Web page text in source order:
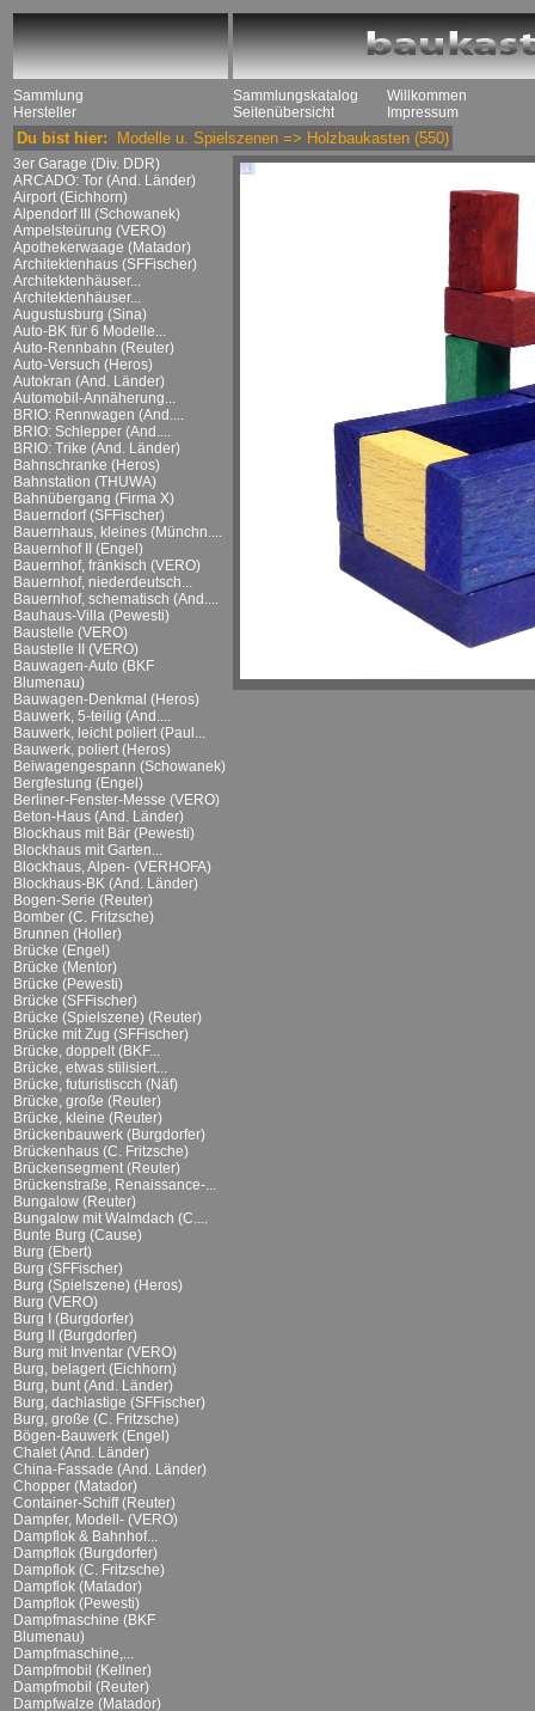
Sammlung
Hersteller
Sammlungskatalog
Seitenübersicht
Willkommen
Impressum
Du bist hier: Modelle u. Spielszenen => Holzbaukasten (550)
3er Garage (Div. DDR)
ARCADO: Tor (And. Länder)
Airport (Eichhorn)
Alpendorf III (Schowanek)
Ampelsteürung (VERO)
Apothekerwaage (Matador)
Architektenhaus (SFFischer)
Architektenhäuser...
Architektenhäuser...
Augustusburg (Sina)
Auto-BK für 6 Modelle...
Auto-Rennbahn (Reuter)
Auto-Versuch (Heros)
Autokran (And. Länder)
Automobil-Annäherung...
BRIO: Rennwagen (And....
BRIO: Schlepper (And....
BRIO: Trike (And. Länder)
Bahnschranke (Heros)
Bahnstation (THUWA)
Bahnübergang (Firma X)
Bauerndorf (SFFischer)
Bauernhaus, kleines (Münchn....
Bauernhof II (Engel)
Bauernhof, fränkisch (VERO)
Bauernhof, niederdeutsch...
Bauernhof, schematisch (And....
Bauhaus-Villa (Pewesti)
Baustelle (VERO)
Baustelle II (VERO)
Bauwagen-Auto (BKF
Blumenau)
Bauwagen-Denkmal (Heros)
Bauwerk, 5-teilig (And....
Bauwerk, leicht poliert (Paul...
Bauwerk, poliert (Heros)
Beiwagengespann (Schowanek)
Bergfestung (Engel)
Berliner-Fenster-Messe (VERO)
Beton-Haus (And. Länder)
Blockhaus mit Bär (Pewesti)
Blockhaus mit Garten...
Blockhaus, Alpen- (VERHOFA)
Blockhaus-BK (And. Länder)
Bogen-Serie (Reuter)
Bomber (C. Fritzsche)
Brunnen (Holler)
Brücke (Engel)
Brücke (Mentor)
Brücke (Pewesti)
Brücke (SFFischer)
Brücke (Spielszene) (Reuter)
Brücke mit Zug (SFFischer)
Brücke, doppelt (BKF...
Brücke, etwas stilisiert...
Brücke, futuristiscch (Näf)
Brücke, große (Reuter)
Brücke, kleine (Reuter)
Brückenbauwerk (Burgdorfer)
Brückenhaus (C. Fritzsche)
Brückensegment (Reuter)
Brückenstraße, Renaissance-...
Bungalow (Reuter)
Bungalow mit Walmdach (C....
Bunte Burg (Cause)
Burg (Ebert)
Burg (SFFischer)
Burg (Spielszene) (Heros)
Burg (VERO)
Burg I (Burgdorfer)
Burg II (Burgdorfer)
Burg mit Inventar (VERO)
Burg, belagert (Eichhorn)
Burg, bunt (And. Länder)
Burg, dachlastige (SFFischer)
Burg, große (C. Fritzsche)
Bögen-Bauwerk (Engel)
Chalet (And. Länder)
China-Fassade (And. Länder)
Chopper (Matador)
Container-Schiff (Reuter)
Dampfer, Modell- (VERO)
Dampflok & Bahnhof...
Dampflok (Burgdorfer)
Dampflok (C. Fritzsche)
Dampflok (Matador)
Dampflok (Pewesti)
Dampfmaschine (BKF
Blumenau)
Dampfmaschine,...
Dampfmobil (Kellner)
Dampfmobil (Reuter)
Dampfwalze (Matador)